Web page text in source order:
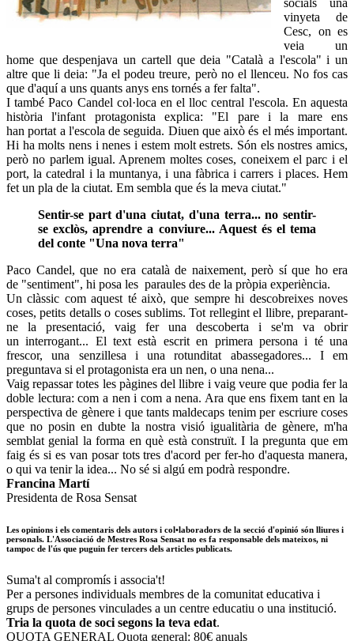
vinyeta de
Cesc, on es
veia un
home que despenjava un cartell que deia "Català a l'escola" i un
altre que li deia: "Ja el podeu treure, però no el llenceu. No fos cas
que d'aquí a uns quants anys ens tornés a fer falta".
I també Paco Candel col·loca en el lloc central l'escola. En aquesta
història l'infant protagonista explica: "El pare i la mare ens
han portat a l'escola de seguida. Diuen que això és el més important.
Hi ha molts nens i nenes i estem molt estrets. Són els nostres amics,
però no parlem igual. Aprenem moltes coses, coneixem el parc i el
port, la catedral i la muntanya, i una fàbrica i carrers i places. Hem
fet un pla de la ciutat. Em sembla que és la meva ciutat."
Sentir-se part d'una ciutat, d'una terra... no sentir-
se exclòs, aprendre a conviure... Aquest és el tema
del conte "Una nova terra"
Paco Candel, que no era català de naixement, però sí que ho era
de "sentiment", hi posa les paraules des de la pròpia experiència.
Un clàssic com aquest té això, que sempre hi descobreixes noves
coses, petits detalls o coses sublims. Tot rellegint el llibre, preparant-
ne la presentació, vaig fer una descoberta i se'm va obrir
un interrogant... El text està escrit en primera persona i té una
frescor, una senzillesa i una rotunditat abassegadores... I em
preguntava si el protagonista era un nen, o una nena...
Vaig repassar totes les pàgines del llibre i vaig veure que podia fer la
doble lectura: com a nen i com a nena. Ara que ens fixem tant en la
perspectiva de gènere i que tants maldecaps tenim per escriure coses
que no posin en dubte la nostra visió igualitària de gènere, m'ha
semblat genial la forma en què està construït. I la pregunta que em
faig és si es van posar tots tres d'acord per fer-ho d'aquesta manera,
o qui va tenir la idea... No sé si algú em podrà respondre.
Francina Martí
Presidenta de Rosa Sensat
Les opinions i els comentaris dels autors i col•laboradors de la secció d'opinió són lliures i
personals. L'Associació de Mestres Rosa Sensat no es fa responsable dels mateixos, ni
tampoc de l'ús que puguin fer tercers dels articles publicats.
Suma't al compromís i associa't!
Per a persones individuals membres de la comunitat educativa i
grups de persones vinculades a un centre educatiu o una institució.
Tria la quota de soci segons la teva edat.
QUOTA GENERAL Quota general: 80€ anuals